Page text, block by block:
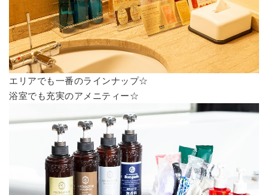
エリアでも一番のラインナップ☆
浴室でも充実のアメニティー☆